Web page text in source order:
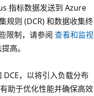
指标数据发送到 Azure
规则 (DCR) 和数据收集终
限制，请参阅 查看和监视
高。
DCE，以将引入负载分布
助于优化性能并确保高效